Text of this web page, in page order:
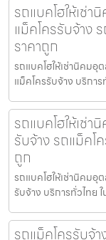
รถแบคโฮให้เช่
แม็คโครรับจ้าง
ราคาถูก
รถแบคโฮให้เช่านิคมอุ
แม็คโครรับจ้าง บริกา
รถแบคโฮให้เช่
รับจ้าง รถแม็คโ
ถูก
รถแบคโฮให้เช่านิคมอุ
รับจ้าง บริการทั่วไทย
รถแม็คโครรับจ้